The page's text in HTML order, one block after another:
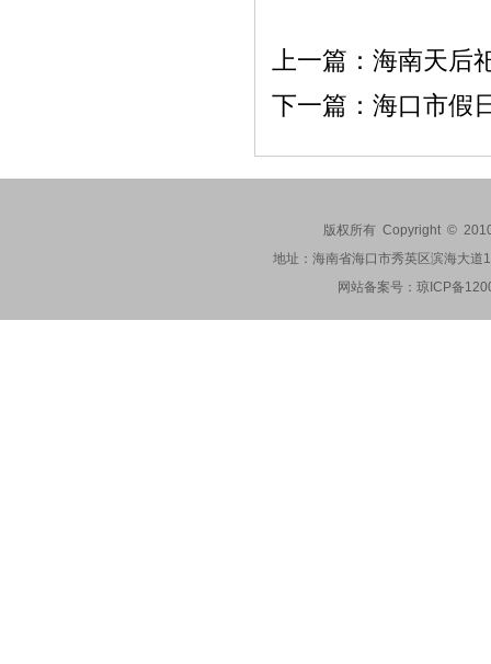
上一篇： 海南天后
下一篇： 海口市假
版权所有 Copyright ©
地址：海南省海口市秀英区滨海大
网站备案号： 琼ICP备